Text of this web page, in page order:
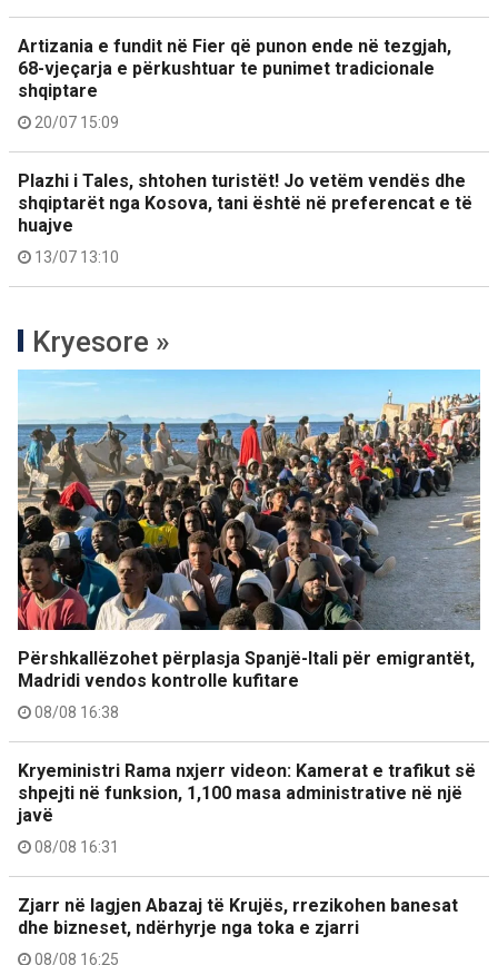
Artizania e fundit në Fier që punon ende në tezgjah,
68-vjeçarja e përkushtuar te punimet tradicionale
shqiptare
20/07 15:09
Plazhi i Tales, shtohen turistët! Jo vetëm vendës dhe
shqiptarët nga Kosova, tani është në preferencat e të
huajve
13/07 13:10
Kryesore »
Përshkallëzohet përplasja Spanjë-Itali për emigrantët,
Madridi vendos kontrolle kufitare
08/08 16:38
Kryeministri Rama nxjerr videon: Kamerat e trafikut së
shpejti në funksion, 1,100 masa administrative në një
javë
08/08 16:31
Zjarr në lagjen Abazaj të Krujës, rrezikohen banesat
dhe bizneset, ndërhyrje nga toka e zjarri
08/08 16:25